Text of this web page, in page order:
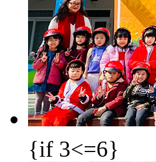
{if 3<=6}